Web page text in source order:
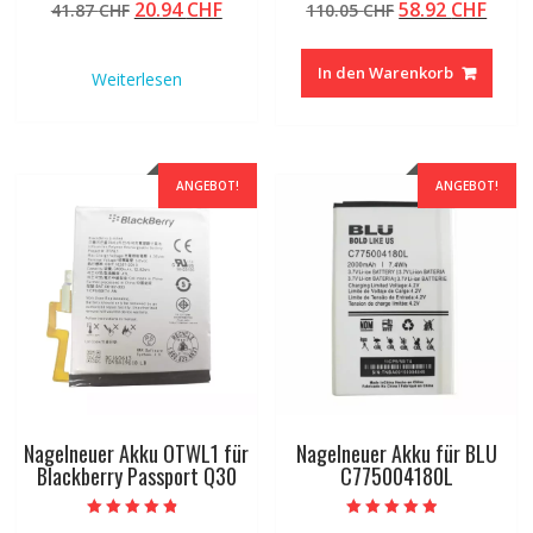
5.00
von 5
41.87CHF Ursprünglicher
41.87 CHF
20.94CHFAktueller
Weiterlesen
5.00
von 5
110.05CHF
war:
110.05 CHF
58.92 CHF
In den Warenkorb
ANGEBOT!
Nagelneuer Akku OTWL1 für
Blackberry Passport Q30
ANGEBOT!
Nagelneuer Akku für BLU
C775004180L